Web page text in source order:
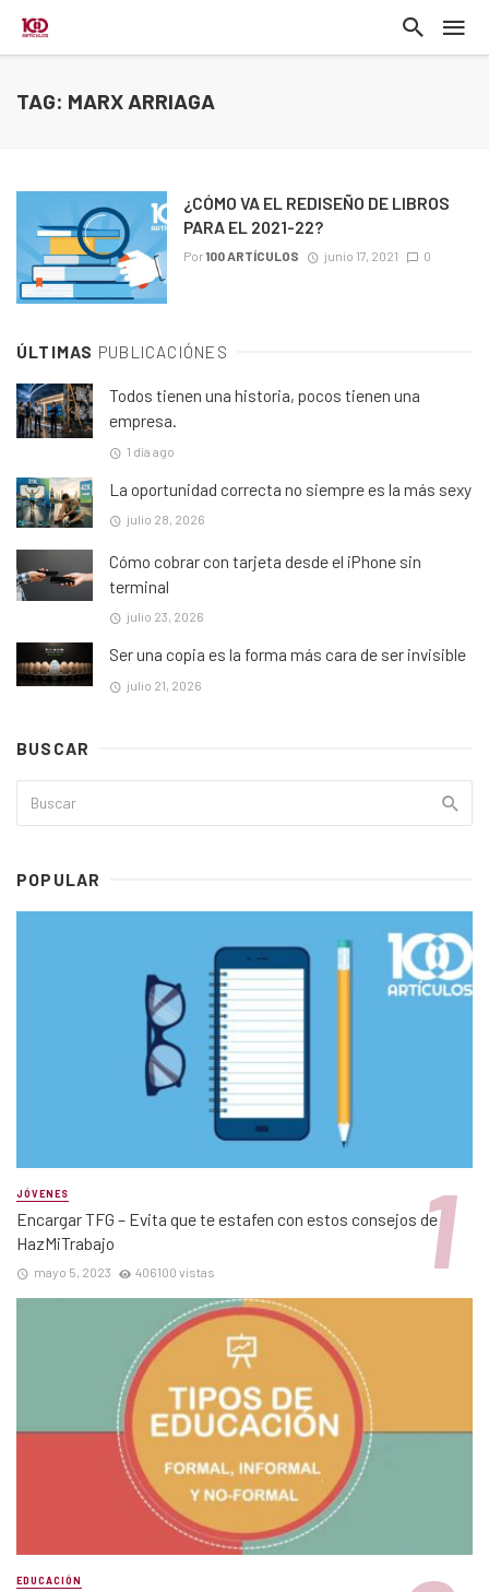
TAG: MARX ARRIAGA
¿CÓMO VA EL REDISEÑO DE LIBROS
PARA EL 2021-22?
Por100 ARTÍCULOS junio 17, 2021 0
ÚLTIMAS PUBLICACIÓNES
Todos tienen una historia, pocos tienen una
empresa.
1 día ago
La oportunidad correcta no siempre es la más sexy
julio 28, 2026
Cómo cobrar con tarjeta desde el iPhone sin
terminal
julio 23, 2026
Ser una copia es la forma más cara de ser invisible
julio 21, 2026
BUSCAR
POPULAR
JÓVENES
Encargar TFG – Evita que te estafen con estos consejos de
HazMiTrabajo
mayo 5, 2023 406100 vistas
EDUCACIÓN